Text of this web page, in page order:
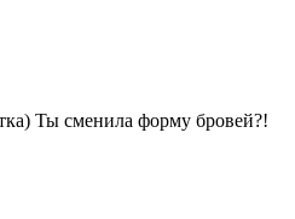
Ты сменила форму бровей?!